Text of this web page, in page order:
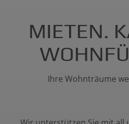
MIETEN.
Ihre Wohnträume